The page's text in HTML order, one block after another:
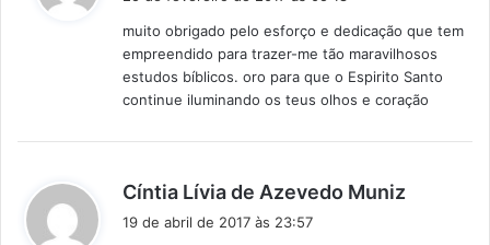
s
e
:
muito obrigado pelo esforço e dedicação que tem
empreendido para trazer-me tão maravilhosos
estudos bíblicos. oro para que o Espirito Santo
continue iluminando os teus olhos e coração
Cíntia Lívia de Azevedo Muniz
19 de abril de 2017 às 23:57